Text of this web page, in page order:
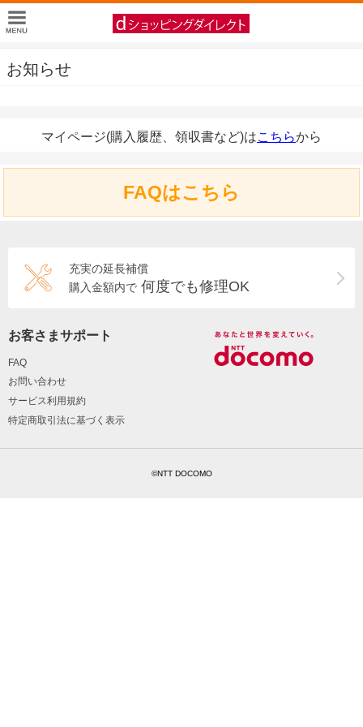
お知らせ
マイページ(購入履歴、領収書など)はこちらから
FAQはこちら
充実の延長補償
購入金額内で 何度でも修理OK
お客さまサポート
FAQ
お問い合わせ
サービス利用規約
特定商取引法に基づく表示
©NTT DOCOMO